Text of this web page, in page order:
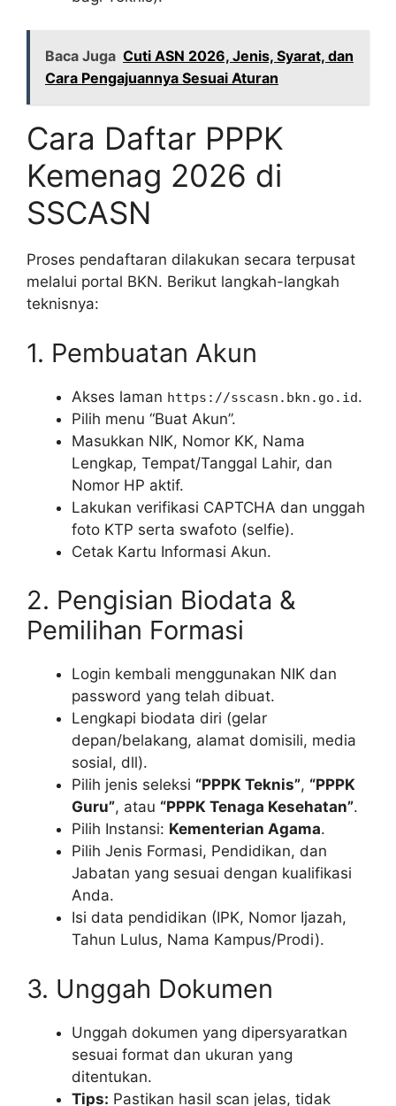
Baca Juga Cuti ASN 2026, Jenis, Syarat, dan
Cara Pengajuannya Sesuai Aturan
Cara Daftar PPPK
Kemenag 2026 di
SSCASN
Proses pendaftaran dilakukan secara terpusat
melalui portal BKN. Berikut langkah-langkah
teknisnya:
1. Pembuatan Akun
Akses laman https://sscasn.bkn.go.id.
Pilih menu “Buat Akun”.
Masukkan NIK, Nomor KK, Nama
Lengkap, Tempat/Tanggal Lahir, dan
Nomor HP aktif.
Lakukan verifikasi CAPTCHA dan unggah
foto KTP serta swafoto (selfie).
Cetak Kartu Informasi Akun.
2. Pengisian Biodata &
Pemilihan Formasi
Login kembali menggunakan NIK dan
password yang telah dibuat.
Lengkapi biodata diri (gelar
depan/belakang, alamat domisili, media
sosial, dll).
Pilih jenis seleksi “PPPK Teknis”, “PPPK
Guru”, atau “PPPK Tenaga Kesehatan”.
Pilih Instansi: Kementerian Agama.
Pilih Jenis Formasi, Pendidikan, dan
Jabatan yang sesuai dengan kualifikasi
Anda.
Isi data pendidikan (IPK, Nomor Ijazah,
Tahun Lulus, Nama Kampus/Prodi).
3. Unggah Dokumen
Unggah dokumen yang dipersyaratkan
sesuai format dan ukuran yang
ditentukan.
Tips: Pastikan hasil scan jelas, tidak